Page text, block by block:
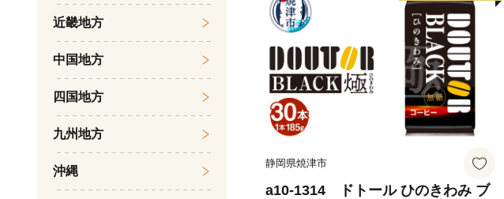
静岡県焼津市
a10-1314 ドトール ひのきわみ ブ
近畿地方
中国地方
四国地方
九州地方
沖縄